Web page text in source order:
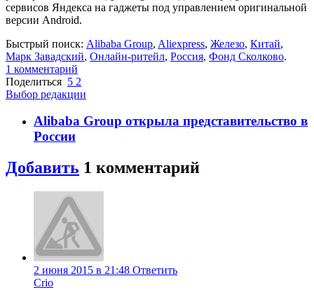
сервисов Яндекса на гаджеты под управлением оригинальной
версии Android.
Быстрый поиск: Alibaba Group, Aliexpress, Железо, Китай,
Марк Завадский, Онлайн-ритейл, Россия, Фонд Сколково.
1 комментарий
Поделиться 5 2
Выбор редакции
Alibaba Group открыла представительство в
России
Добавить 1 комментарий
2 июня 2015 в 21:48 Ответить
Crio